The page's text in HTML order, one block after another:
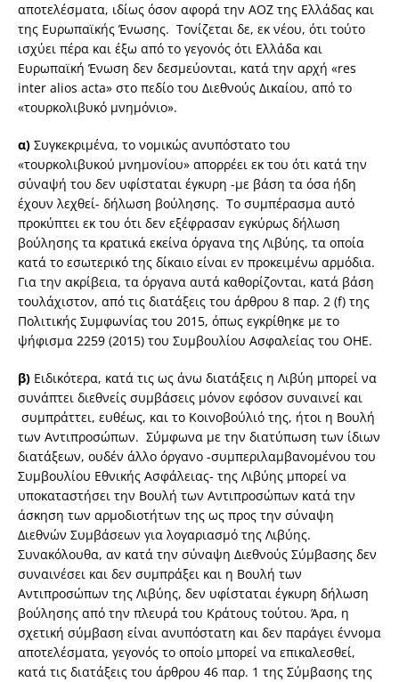
αποτελέσματα, ιδίως όσον αφορά την ΑΟΖ της Ελλάδας και
της Ευρωπαϊκής Ένωσης. Τονίζεται δε, εκ νέου, ότι τούτο
ισχύει πέρα και έξω από το γεγονός ότι Ελλάδα και
Ευρωπαϊκή Ένωση δεν δεσμεύονται, κατά την αρχή «res
inter alios acta» στο πεδίο του Διεθνούς Δικαίου, από το
«τουρκολιβυκό μνημόνιο».
α) Συγκεκριμένα, το νομικώς ανυπόστατο του
«τουρκολιβυκού μνημονίου» απορρέει εκ του ότι κατά την
σύναψή του δεν υφίσταται έγκυρη -με βάση τα όσα ήδη
έχουν λεχθεί- δήλωση βούλησης. Το συμπέρασμα αυτό
προκύπτει εκ του ότι δεν εξέφρασαν εγκύρως δήλωση
βούλησης τα κρατικά εκείνα όργανα της Λιβύης, τα οποία
κατά το εσωτερικό της δίκαιο είναι εν προκειμένω αρμόδια.
Για την ακρίβεια, τα όργανα αυτά καθορίζονται, κατά βάση
τουλάχιστον, από τις διατάξεις του άρθρου 8 παρ. 2 (f) της
Πολιτικής Συμφωνίας του 2015, όπως εγκρίθηκε με το
ψήφισμα 2259 (2015) του Συμβουλίου Ασφαλείας του ΟΗΕ.
β) Ειδικότερα, κατά τις ως άνω διατάξεις η Λιβύη μπορεί να
συνάπτει διεθνείς συμβάσεις μόνον εφόσον συναινεί και
συμπράττει, ευθέως, και το Κοινοβούλιό της, ήτοι η Βουλή
των Αντιπροσώπων. Σύμφωνα με την διατύπωση των ίδιων
διατάξεων, ουδέν άλλο όργανο -συμπεριλαμβανομένου του
Συμβουλίου Εθνικής Ασφάλειας- της Λιβύης μπορεί να
υποκαταστήσει την Βουλή των Αντιπροσώπων κατά την
άσκηση των αρμοδιοτήτων της ως προς την σύναψη
Διεθνών Συμβάσεων για λογαριασμό της Λιβύης.
Συνακόλουθα, αν κατά την σύναψη Διεθνούς Σύμβασης δεν
συναινέσει και δεν συμπράξει και η Βουλή των
Αντιπροσώπων της Λιβύης, δεν υφίσταται έγκυρη δήλωση
βούλησης από την πλευρά του Κράτους τούτου. Άρα, η
σχετική σύμβαση είναι ανυπόστατη και δεν παράγει έννομα
αποτελέσματα, γεγονός το οποίο μπορεί να επικαλεσθεί,
κατά τις διατάξεις του άρθρου 46 παρ. 1 της Σύμβασης της